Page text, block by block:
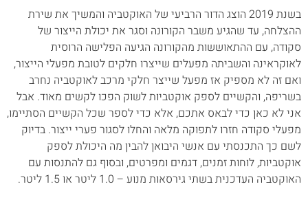
בשנת 2019 הוצג הדור הרביעי של האוקטביה והמשיך את שירת
ההצלחה, עד שהגיע משבר הקורונה וסגר את יכולת הייצור של
סקודה, עם ההתאוששות מהקורונה הגיעה הפלישה הרוסית
לאוקראינה והשביתה מפעלים שייצרו חלקים לטובת מפעלי הייצור,
ואם זה לא מספיק אז מפעל שייצר חלקי מרכב לאוקטביה נחרב
בשריפה, והקשיים לספק אוקטביות לשוק הפכו לקשים מאוד. אבל
אני לא כאן כדי לבאס אתכם, אלא כדי לספר שכל הקשיים הסתיימו,
מפעלי סקודה חזרו לתפוקה מלאה והחלו לסגור פערי ייצור. בדיוק
לשם כך התכנסתי עם אנשי היבואן להבין מה היכולת לספק
אוקטביות, לוחות זמנים, דגמים ומפרטים, ובסוף גם להתנסות עם
האוקטביה העדכנית בשתי גירסאות מנוע – 1.0 ליטר או 1.5 ליטר.